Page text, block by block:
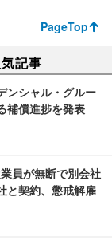
PageTop
記事
シャル・グルー
補償進捗を発表
員が無断で別会社
と契約、懲戒解雇